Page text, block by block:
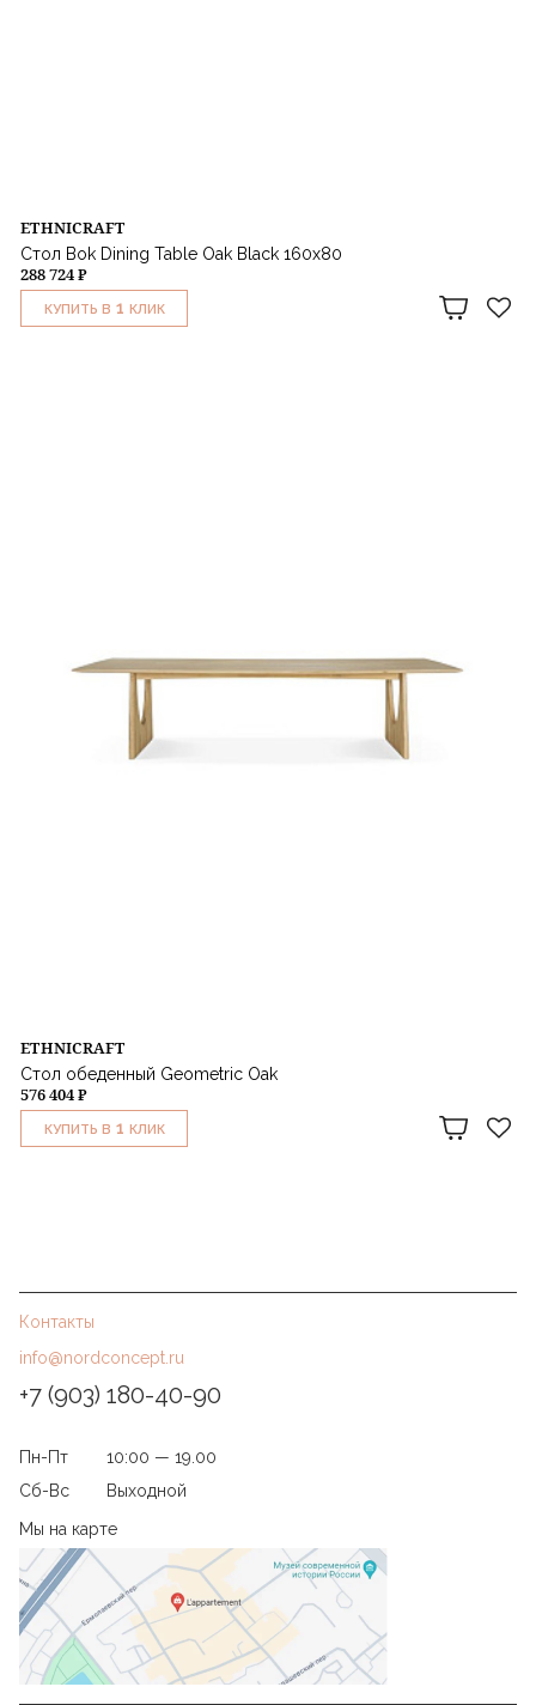
ETHNICRAFT
Стол Bok Dining Table Oak Black 160x80
288 724 ₽
КУПИТЬ В 1 КЛИК
ETHNICRAFT
Стол обеденный Geometric Oak
576 404 ₽
КУПИТЬ В 1 КЛИК
Контакты
info@nordconcept.ru
+7 (903) 180-40-90
Пн-Пт
10:00 — 19.00
Сб-Вс
Выходной
Мы на карте